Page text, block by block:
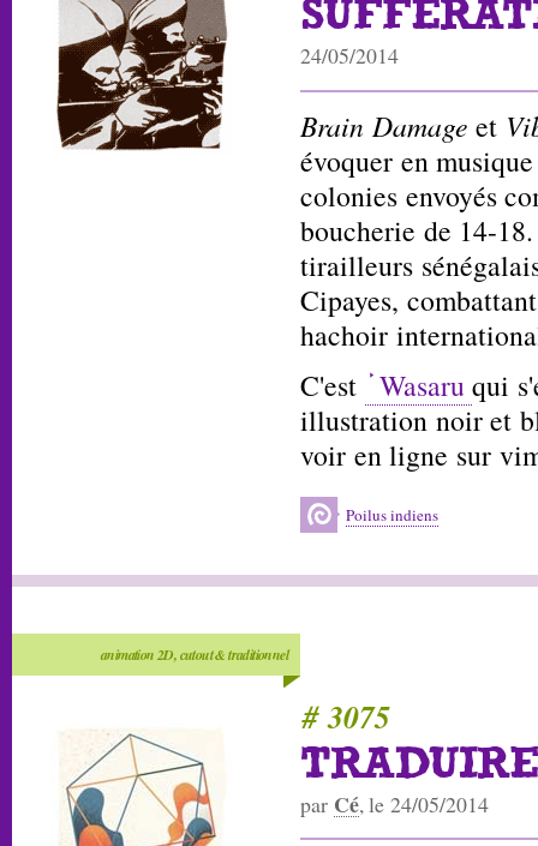
24/05/2014
Brain Damage et
évoquer en
colonies envoyés
boucherie de 14-
tirailleurs
Cipayes,
hachoir
C'est Wasaruqui
illustration noir et
voir en ligne sur
Poilus indiens
animation 2D, cutout & traditionnel
# 3075
par Cé, le 24/05/2014